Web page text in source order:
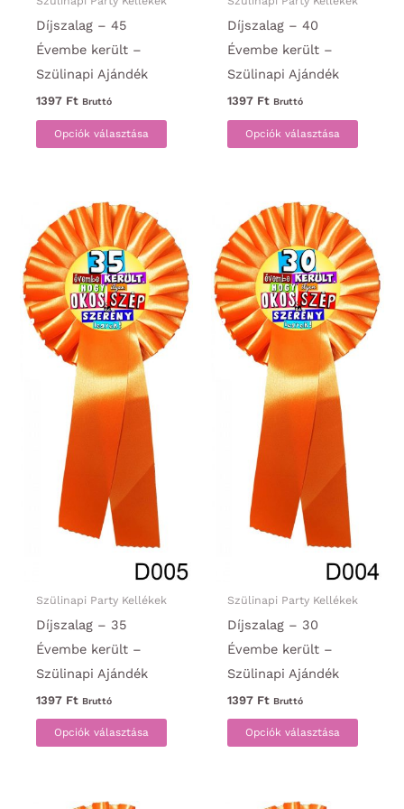
Díjszalag – 45
Évembe került –
Szülinapi Ajándék
1397 Ft Bruttó
Opciók választása
Ennek
a
van.
A
változatok
a
termékoldalon
Díjszalag – 40
Évembe került –
Szülinapi Ajándék
1397 Ft Bruttó
Opciók választása
Ennek
a
van.
A
a
Szülinapi Party Kellékek
Díjszalag – 35
Évembe került –
Szülinapi Ajándék
1397 Ft Bruttó
Opciók választása
Ennek
a
Szülinapi Party Kellékek
Díjszalag – 30
Évembe került –
Szülinapi Ajándék
1397 Ft Bruttó
Opciók választása
Ennek
a